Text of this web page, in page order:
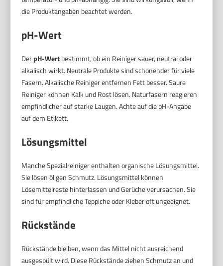
die Produktangaben beachtet werden.
pH-Wert
DerpH-Wertbestimmt, ob ein Reiniger sauer, neutral oder
alkalisch wirkt. Neutrale Produkte sind schonender für viele
Fasern. Alkalische Reiniger entfernen Fett besser. Saure
Reiniger können Kalk und Rost lösen. Naturfasern reagieren
empfindlicher auf starke Laugen. Achte auf die pH-Angabe
auf dem Etikett.
Lösungsmittel
Manche Spezialreiniger enthalten organische Lösungsmittel.
Sie lösen öligen Schmutz. Lösungsmittel können
Lösemittelreste hinterlassen und Gerüche verursachen. Sie
sind für empfindliche Teppiche oder Kleber oft ungeeignet.
Rückstände
Rückstände bleiben, wenn das Mittel nicht ausreichend
ausgespült wird. Diese Rückstände ziehen Schmutz an und